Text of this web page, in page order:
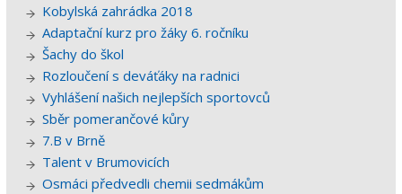
Kobylská zahrádka 2018
Adaptační kurz pro žáky 6. ročníku
Šachy do škol
Rozloučení s deváťáky na radnici
Vyhlášení našich nejlepších sportovců
Sběr pomerančové kůry
7.B v Brně
Talent v Brumovicích
Osmáci předvedli chemii sedmákům